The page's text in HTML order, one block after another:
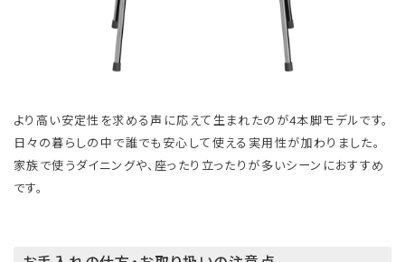
より高い安定性を求める声に応えて生まれたのが4本脚モデルです。
日々の暮らしの中で誰でも安心して使える実用性が加わりました。
家族で使うダイニングや、座ったり立ったりが多いシーンにおすすめ
です。